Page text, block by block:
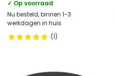
✓ Op voorraad
Nu besteld, binnen 1-3
werkdagen in huis
1